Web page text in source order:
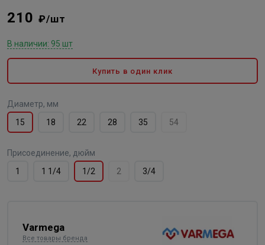
210 ₽/шт
В наличии: 95 шт
Купить в один клик
Диаметр, мм
15
18 22 28 35 54
Присоединение, дюйм
1
1 1/4 1/2 2 3/4
Varmega
Все товары бренда